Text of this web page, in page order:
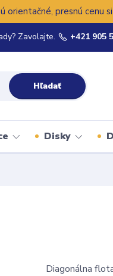
orientačné, presnú
Hľadať
Zavolajte. +421 905
Disky
Diagonálna